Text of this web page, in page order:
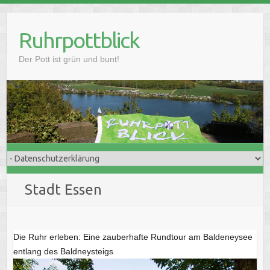
contentRuhrpottblick
Der Pott ist grün und bunt!
Stadt Essen
Die Ruhr erleben: Eine zauberhafte Rundtour am Baldeneysee
entlang des Baldneysteigs